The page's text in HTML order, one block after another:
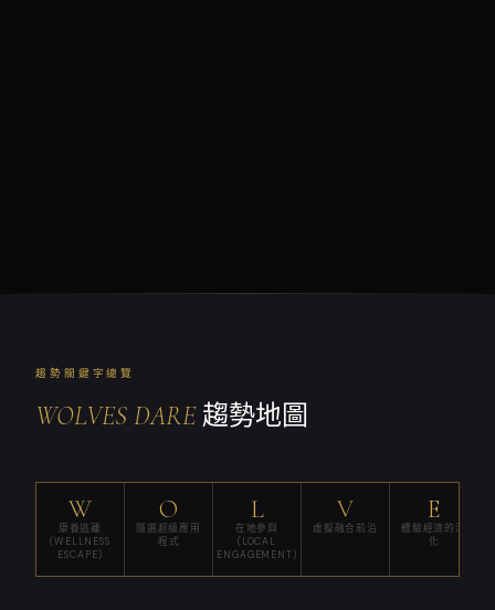
趨勢關鍵字總覽
WOLVES DARE趨勢地圖
W
康養逃離
(WELLNESS
ESCAPE)
O
隨選超級應用
程式
L
在地參與
(LOCAL
ENGAGEMENT)
V
虛擬融合前沿
E
體驗經濟的深
化